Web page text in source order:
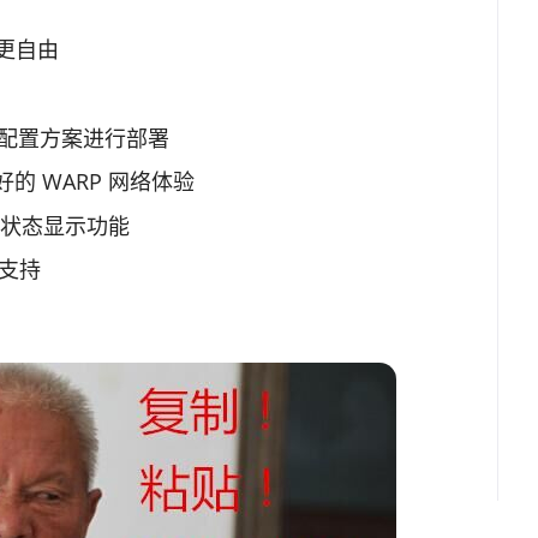
自由
置方案进行部署
的 WARP 网络体验
态显示功能
持